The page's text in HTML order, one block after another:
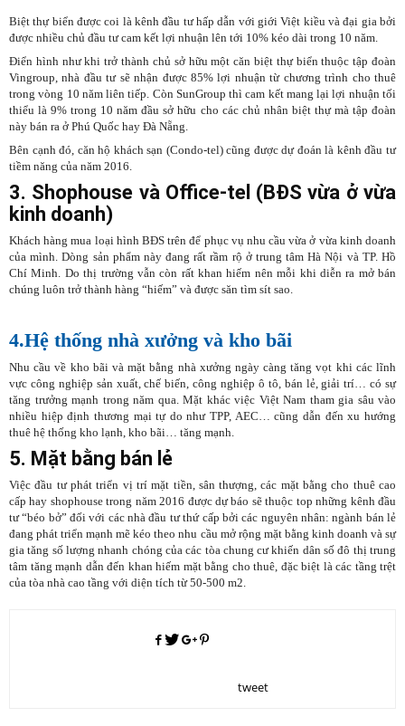
Biệt thự biển được coi là kênh đầu tư hấp dẫn với giới Việt kiều và đại gia bởi
được nhiều chủ đầu tư cam kết lợi nhuận lên tới 10% kéo dài trong 10 năm.
Điển hình như khi trở thành chủ sở hữu một căn biệt thự biển thuộc tập đoàn
Vingroup, nhà đầu tư sẽ nhận được 85% lợi nhuận từ chương trình cho thuê
trong vòng 10 năm liên tiếp. Còn SunGroup thì cam kết mang lại lợi nhuận tối
thiểu là 9% trong 10 năm đầu sở hữu cho các chủ nhân biệt thự mà tập đoàn
này bán ra ở Phú Quốc hay Đà Nẵng.
Bên cạnh đó, căn hộ khách sạn (Condo-tel) cũng được dự đoán là kênh đầu tư
tiềm năng của năm 2016.
3. Shophouse và Office-tel (BĐS vừa ở vừa
kinh doanh)
Khách hàng mua loại hình BĐS trên để phục vụ nhu cầu vừa ở vừa kinh doanh
của mình. Dòng sản phẩm này đang rất rầm rộ ở trung tâm Hà Nội và TP. Hồ
Chí Minh. Do thị trường vẫn còn rất khan hiếm nên mỗi khi diễn ra mở bán
chúng luôn trở thành hàng “hiếm” và được săn tìm sít sao.
4.Hệ thống nhà xưởng và kho bãi
Nhu cầu về kho bãi và mặt bằng nhà xưởng ngày càng tăng vọt khi các lĩnh
vực công nghiệp sản xuất, chế biến, công nghiệp ô tô, bán lẻ, giải trí… có sự
tăng trưởng mạnh trong năm qua. Mặt khác việc Việt Nam tham gia sâu vào
nhiều hiệp định thương mại tự do như TPP, AEC… cũng dẫn đến xu hướng
thuê hệ thống kho lạnh, kho bãi… tăng mạnh.
5. Mặt bằng bán lẻ
Việc đầu tư phát triển vị trí mặt tiền, sân thượng, các mặt bằng cho thuê cao
cấp hay shophouse trong năm 2016 được dự báo sẽ thuộc top những kênh đầu
tư “béo bở” đối với các nhà đầu tư thứ cấp bởi các nguyên nhân: ngành bán lẻ
đang phát triển mạnh mẽ kéo theo nhu cầu mở rộng mặt bằng kinh doanh và sự
gia tăng số lượng nhanh chóng của các tòa chung cư khiến dân số đô thị trung
tâm tăng mạnh dẫn đến khan hiếm mặt bằng cho thuê, đặc biệt là các tầng trệt
của tòa nhà cao tầng với diện tích từ 50-500 m2.
tweet